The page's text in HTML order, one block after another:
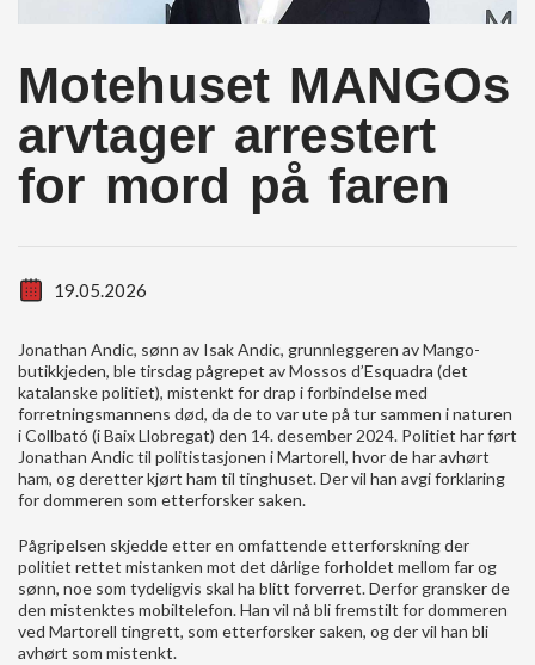
Motehuset MANGOs
arvtager arrestert
for mord på faren
19.05.2026
Jonathan Andic, sønn av Isak Andic, grunnleggeren av Mango-
butikkjeden, ble tirsdag pågrepet av Mossos d’Esquadra (det
katalanske politiet), mistenkt for drap i forbindelse med
forretningsmannens død, da de to var ute på tur sammen i naturen
i Collbató (i Baix Llobregat) den 14. desember 2024. Politiet har ført
Jonathan Andic til politistasjonen i Martorell, hvor de har avhørt
ham, og deretter kjørt ham til tinghuset. Der vil han avgi forklaring
for dommeren som etterforsker saken.
Pågripelsen skjedde etter en omfattende etterforskning der
politiet rettet mistanken mot det dårlige forholdet mellom far og
sønn, noe som tydeligvis skal ha blitt forverret. Derfor gransker de
den mistenktes mobiltelefon. Han vil nå bli fremstilt for dommeren
ved Martorell tingrett, som etterforsker saken, og der vil han bli
avhørt som mistenkt.